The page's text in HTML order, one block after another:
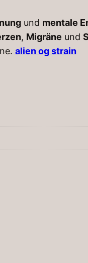
und mentale
, Migräne und
alien og strain